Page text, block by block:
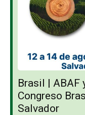
Brasil | ABAF
Congreso
Salvador